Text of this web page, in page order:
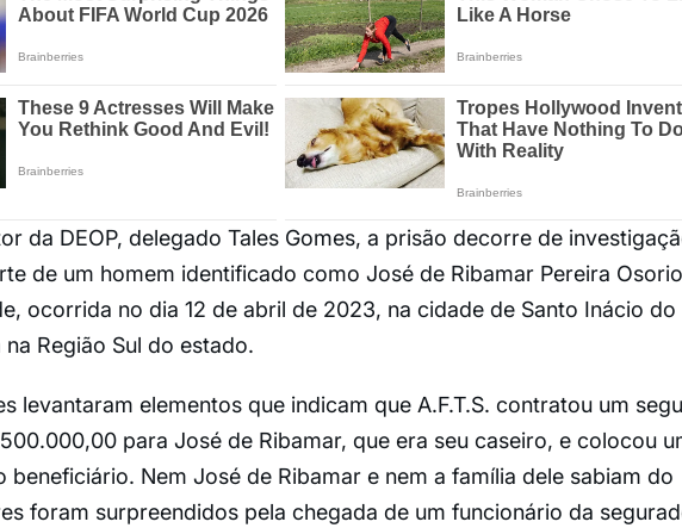
da DEOP, delegado Tales Gomes, a prisão decorre de
de um homem identificado como José de Ribamar Pereira
ocorrida no dia 12 de abril de 2023, na cidade de Santo Inácio do
Região Sul do estado.
levantaram elementos que indicam que A.F.T.S. contratou um
para José de Ribamar, que era seu caseiro, e colocou
Nem José de Ribamar e nem a família dele sabiam do
foram surpreendidos pela chegada de um funcionário da